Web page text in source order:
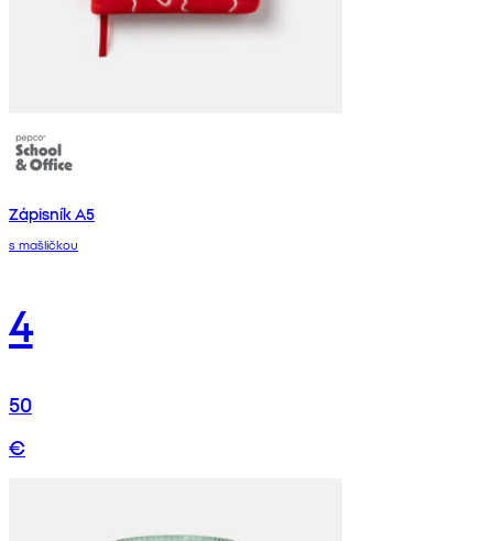
Zápisník A5
s mašličkou
4
50
€